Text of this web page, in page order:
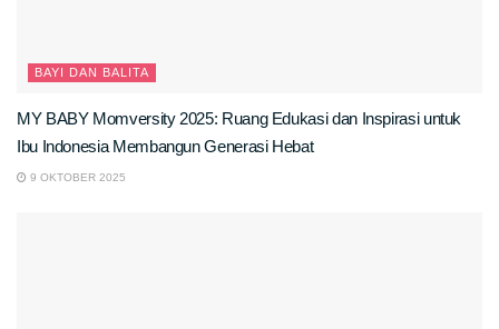
BAYI DAN BALITA
MY BABY Momversity 2025: Ruang Edukasi dan Inspirasi untuk
Ibu Indonesia Membangun Generasi Hebat
9 OKTOBER 2025